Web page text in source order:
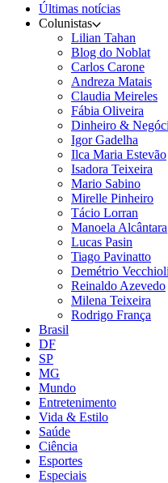
Últimas notícias
Colunistas
Lilian Tahan
Blog do Noblat
Carlos Carone
Andreza Matais
Claudia Meireles
Fábia Oliveira
Dinheiro &
Igor Gadelha
Ilca Maria Estevão
Isadora Teixeira
Mario Sabino
Mirelle Pinheiro
Tácio Lorran
Manoela Alcântara
Lucas Pasin
Tiago Pavinatto
Demétrio Vecchioli
Reinaldo Azevedo
Milena Teixeira
Rodrigo França
Brasil
DF
SP
MG
Mundo
Entretenimento
Vida & Estilo
Saúde
Ciência
Esportes
Especiais